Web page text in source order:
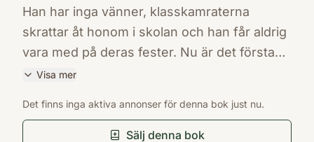
Han har inga vänner, klasskamraterna
skrattar åt honom i skolan och han får aldrig
vara med på deras fester. Nu är det första
dagen på sommarlovet och han är ensam
rehab och pappan är på affärsresa med sin
unga älskarinna. Då dyker plötsligt Tschick
Visa mer
9789188155016
Det finns inga aktiva annonser för denna bok just nu.
Sälj denna bok